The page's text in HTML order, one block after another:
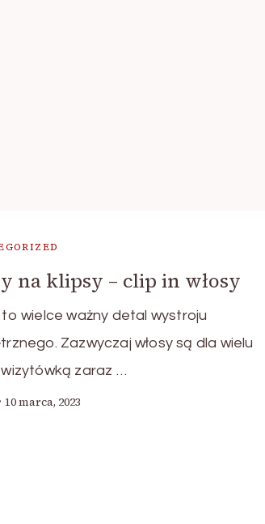
na klipsy – clip in włosy
to wielce ważny detal wystroju
Zazwyczaj włosy są dla wielu
zaraz …
10 marca, 2023